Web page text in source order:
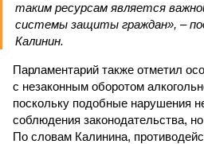
таким ресурсам является
системы защиты граждан», –
Калинин.
Парламентарий также отметил
с незаконным оборотом
поскольку подобные нарушения
соблюдения законодательства,
По словам Калинина,